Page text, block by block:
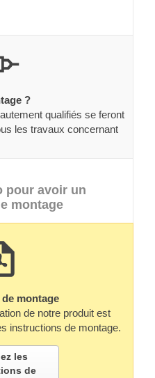
?
qualifiés se feront
les travaux concernant
pour avoir un
montage
montage
de notre produit est
instructions de montage.
les
de